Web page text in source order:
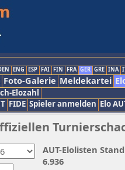
ENG ESP FAI FIN FRA GER GRE INA
Foto-Galerie Meldekartei
Elozahl
FIDE Spieler anmelden Elo
AUT-Elolisten
6.936